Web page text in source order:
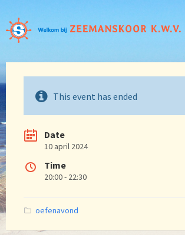
This event has ended
Date
10 april 2024
Time
20:00 - 22:30
Categories:
oefenavond